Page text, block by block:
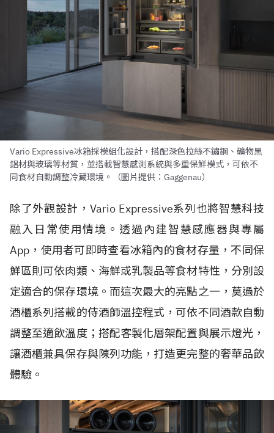
Vario Expressive冰箱採模組化設計，搭配深色拉絲不鏽鋼、礦物黑
鋁材與玻璃等材質，並搭載智慧感測系統與多重保鮮模式，可依不
同食材自動調整冷藏環境。（圖片提供：Gaggenau）
除了外觀設計，Vario Expressive系列也將智慧科技
融入日常使用情境。透過內建智慧感應器與專屬
App，使用者可即時查看冰箱內的食材存量，不同保
鮮區則可依肉類、海鮮或乳製品等食材特性，分別設
定適合的保存環境。而這次最大的亮點之一，莫過於
酒櫃系列搭載的侍酒師溫控程式，可依不同酒款自動
調整至適飲溫度；搭配客製化層架配置與展示燈光，
讓酒櫃兼具保存與陳列功能，打造更完整的奢華品飲
體驗。